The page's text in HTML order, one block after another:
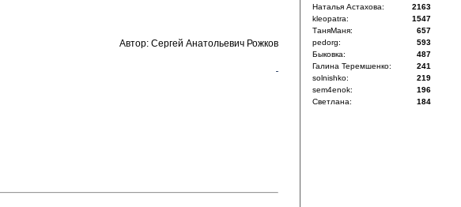
Автор: Сергей Анатольевич Рожков
Наталья Астахова:
2163
kleopatra:
1547
ТаняМаня:
657
pedorg:
593
Быковка:
487
Галина Теремшенко:
241
solnishko:
219
sem4enok:
196
Светлана:
184